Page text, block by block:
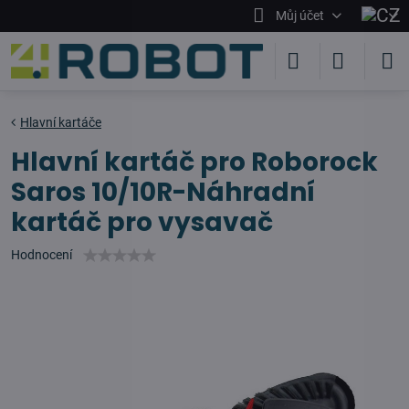
Můj účet
Hlavní kartáče
Hlavní kartáč pro Roborock
Saros 10/10R-Náhradní
kartáč pro vysavač
Hodnocení